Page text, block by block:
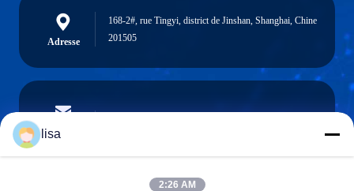
Adresse
168-2#, rue Tingyi, district de Jinshan, Shanghai, Chine
201505
E-mail
lisa
2:26 AM